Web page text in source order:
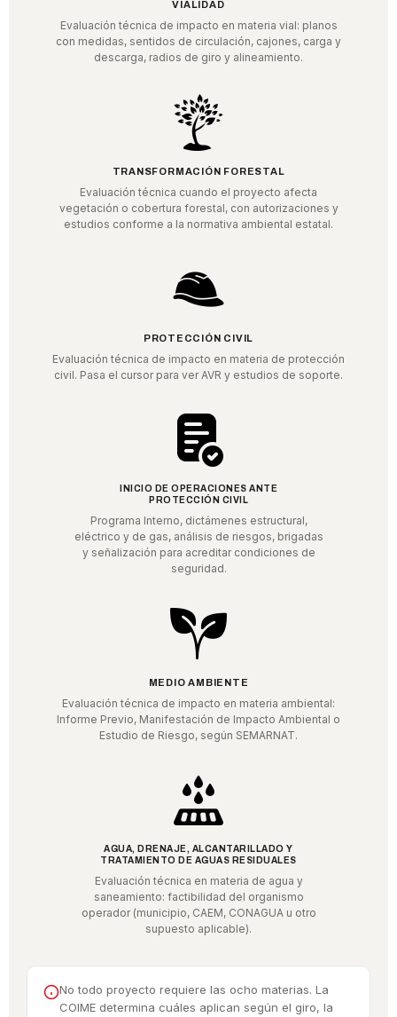
VIALIDAD
Evaluación técnica de impacto en materia vial: planos
con medidas, sentidos de circulación, cajones, carga y
descarga, radios de giro y alineamiento.
TRANSFORMACIÓN FORESTAL
Evaluación técnica cuando el proyecto afecta
vegetación o cobertura forestal, con autorizaciones y
estudios conforme a la normativa ambiental estatal.
PROTECCIÓN CIVIL
Evaluación técnica de impacto en materia de protección
civil. Pasa el cursor para ver AVR y estudios de soporte.
INICIO DE OPERACIONES ANTE
PROTECCIÓN CIVIL
Programa Interno, dictámenes estructural,
eléctrico y de gas, análisis de riesgos, brigadas
y señalización para acreditar condiciones de
seguridad.
MEDIO AMBIENTE
Evaluación técnica de impacto en materia ambiental:
Informe Previo, Manifestación de Impacto Ambiental o
Estudio de Riesgo, según SEMARNAT.
AGUA, DRENAJE, ALCANTARILLADO Y
TRATAMIENTO DE AGUAS RESIDUALES
Evaluación técnica en materia de agua y
saneamiento: factibilidad del organismo
operador (municipio, CAEM, CONAGUA u otro
supuesto aplicable).
No todo proyecto requiere las ocho materias. La
COIME determina cuáles aplican según el giro, la